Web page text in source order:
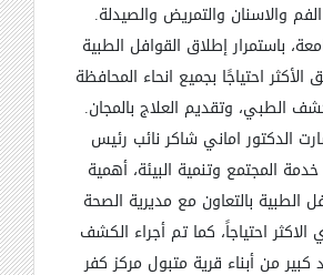
والاسنان والتمريض والصيدلة.
باستمرار إطلاق القوافل الطبية
الأكثر احتياجًا بجميع انحاء المحافظة
الطبي، وتقديم العلاج بالمجان.
الدكتور اماني شاكر نائب رئيس
المجتمع وتنمية البيئة، أهمية
الطبية بالتعاون مع مديرية الصحة
الاكثر احتياجاً، كما تم أجراء الكشف
من أبناء قرية متبول مركز كفر